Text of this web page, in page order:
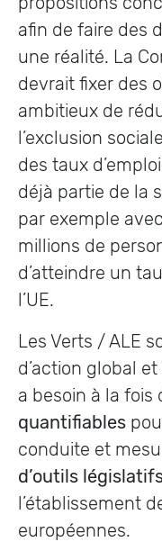
afin de faire des
une réalité. La
devrait fixer des
ambitieux de
l’exclusion
des taux
déjà partie de la
par exemple
millions de
d’atteindre un
l’UE.
Les Verts / ALE
d’action global
a besoin à la fois
quantifiables
conduite et
d’outils
l’établissement
européennes.